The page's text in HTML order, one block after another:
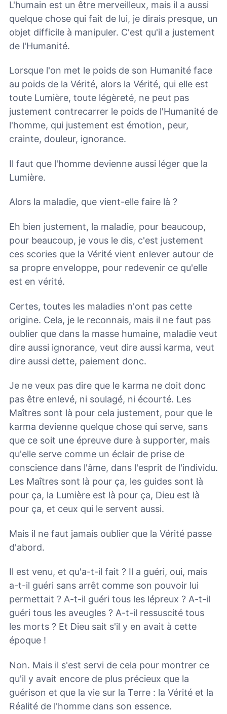
L'humain est un être merveilleux, mais il a aussi
quelque chose qui fait de lui, je dirais presque, un
objet difficile à manipuler. C'est qu'il a justement
de l'Humanité.
Lorsque l'on met le poids de son Humanité face
au poids de la Vérité, alors la Vérité, qui elle est
toute Lumière, toute légèreté, ne peut pas
justement contrecarrer le poids de l'Humanité de
l'homme, qui justement est émotion, peur,
crainte, douleur, ignorance.
Il faut que l'homme devienne aussi léger que la
Lumière.
Alors la maladie, que vient-elle faire là ?
Eh bien justement, la maladie, pour beaucoup,
pour beaucoup, je vous le dis, c'est justement
ces scories que la Vérité vient enlever autour de
sa propre enveloppe, pour redevenir ce qu'elle
est en vérité.
Certes, toutes les maladies n'ont pas cette
origine. Cela, je le reconnais, mais il ne faut pas
oublier que dans la masse humaine, maladie veut
dire aussi ignorance, veut dire aussi karma, veut
dire aussi dette, paiement donc.
Je ne veux pas dire que le karma ne doit donc
pas être enlevé, ni soulagé, ni écourté. Les
Maîtres sont là pour cela justement, pour que le
karma devienne quelque chose qui serve, sans
que ce soit une épreuve dure à supporter, mais
qu'elle serve comme un éclair de prise de
conscience dans l'âme, dans l'esprit de l'individu.
Les Maîtres sont là pour ça, les guides sont là
pour ça, la Lumière est là pour ça, Dieu est là
pour ça, et ceux qui le servent aussi.
Mais il ne faut jamais oublier que la Vérité passe
d'abord.
Il est venu, et qu'a-t-il fait ? Il a guéri, oui, mais
a-t-il guéri sans arrêt comme son pouvoir lui
permettait ? A-t-il guéri tous les lépreux ? A-t-il
guéri tous les aveugles ? A-t-il ressuscité tous
les morts ? Et Dieu sait s'il y en avait à cette
époque !
Non. Mais il s'est servi de cela pour montrer ce
qu'il y avait encore de plus précieux que la
guérison et que la vie sur la Terre : la Vérité et la
Réalité de l'homme dans son essence.